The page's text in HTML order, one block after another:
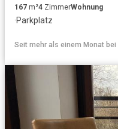
167 m²4 ZimmerWohnung
·Parkplatz
Seit mehr als einem Monat bei